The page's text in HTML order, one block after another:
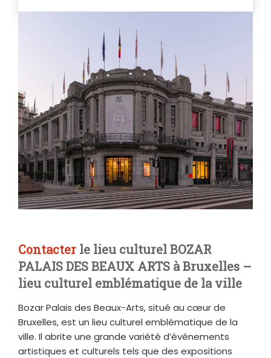
Contacter le lieu culturel BOZAR
PALAIS DES BEAUX ARTS à Bruxelles –
lieu culturel emblématique de la ville
Bozar Palais des Beaux-Arts, situé au cœur de
Bruxelles, est un lieu culturel emblématique de la
ville. Il abrite une grande variété d’événements
artistiques et culturels tels que des expositions